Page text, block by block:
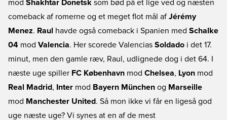
mod Shakhtar Donetsk som bød på et lige ved og næsten
comeback af romerne og et meget flot mål afJérémy
Menez. Raul havde også comeback i Spanien med Schalke
04 mod Valencia. Her scorede Valencias Soldado i det 17.
minut, men den gamle ræv, Raul, udlignede dog i det 64. I
næste uge spiller FC København mod Chelsea, Lyon mod
Real Madrid, Inter mod Bayern München og Marseille
mod Manchester United. Så mon ikke vi får en ligeså god
uge næste uge? Vi synes at en af de mest